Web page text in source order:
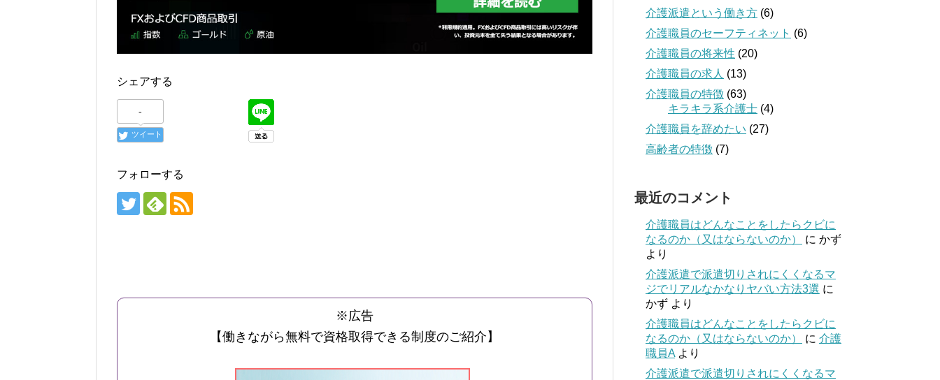
シェアする
-
ツイート
フォローする
※広告
【働きながら無料で資格取得できる制度のご紹介】
介護派遣という働き方 (6)
介護職員のセーフティネット (6)
介護職員の将来性 (20)
介護職員の求人 (13)
介護職員の特徴 (63)
キラキラ系介護士 (4)
介護職員を辞めたい (27)
高齢者の特徴 (7)
最近のコメント
介護職員はどんなことをしたらクビに
なるのか（又はならないのか）
に かず
より
介護派遣で派遣切りされにくくなるマ
ジでリアルなかなりヤバい方法3選 に
かず より
介護職員はどんなことをしたらクビに
なるのか（又はならないのか）
に 介護
職員A より
介護派遣で派遣切りされにくくなるマ